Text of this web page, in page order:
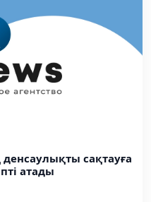
сақтауға
атады